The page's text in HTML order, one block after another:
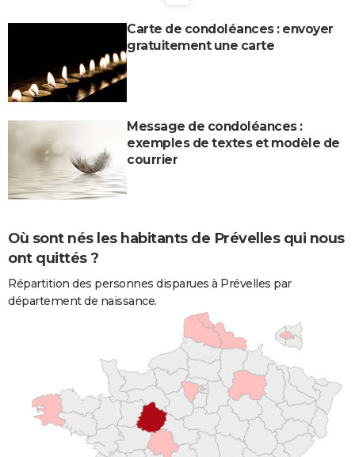
Carte de condoléances : envoyer
gratuitement une carte
Message de condoléances :
exemples de textes et modèle de
courrier
Où sont nés les habitants de Prévelles qui nous
ont quittés ?
Répartition des personnes disparues à Prévelles par
département de naissance.